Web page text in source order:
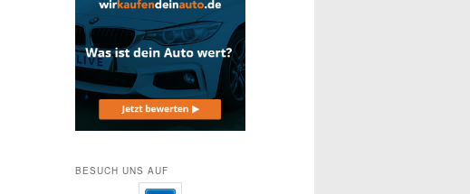
BESUCH UNS AUF